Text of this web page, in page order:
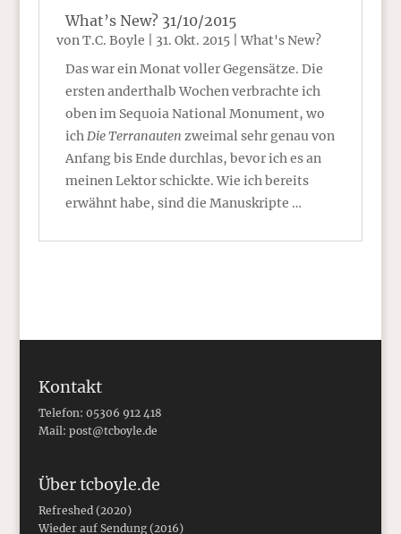
What’s New? 31/10/2015
vonT.C. Boyle 31. Okt. 2015|What's New?
Das war ein Monat voller Gegensätze. Die
ersten anderthalb Wochen verbrachte ich
oben im Sequoia National Monument, wo
ichDie Terranauten zweimal sehr genau von
Anfang bis Ende durchlas, bevor ich es an
meinen Lektor schickte. Wie ich bereits
erwähnt habe, sind die Manuskripte …
Kontakt
Telefon: 05306 912 418
Mail: post@tcboyle.de
Über tcboyle.de
Refreshed (2020)
Wieder auf Sendung (2016)